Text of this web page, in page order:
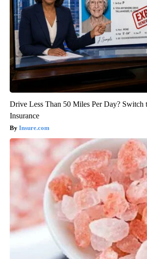
Drive Less Than 50 Miles Per Day? Switch
Insurance
Insure.com